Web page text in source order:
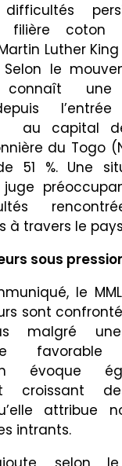
filière coton
Luther
le
connaît une
au capital
du Togo
51 %. Une
à travers le
sous
le
sont
malgré
évoque
croissant
attribue
intrants.